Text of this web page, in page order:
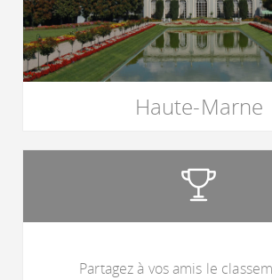
Haute-Marne
Partagez à vos amis le